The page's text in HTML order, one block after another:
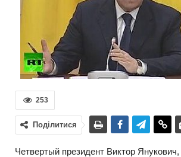
253
Поділитися
Четвертый президент Виктор